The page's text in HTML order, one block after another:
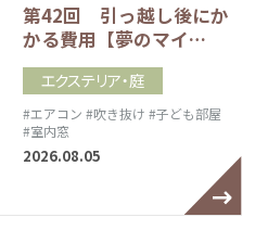
第42回 引っ越し後にか
かる費用【夢のマイ…
エクステリア・庭
#エアコン #吹き抜け #子ども部屋
#室内窓
2026.08.05